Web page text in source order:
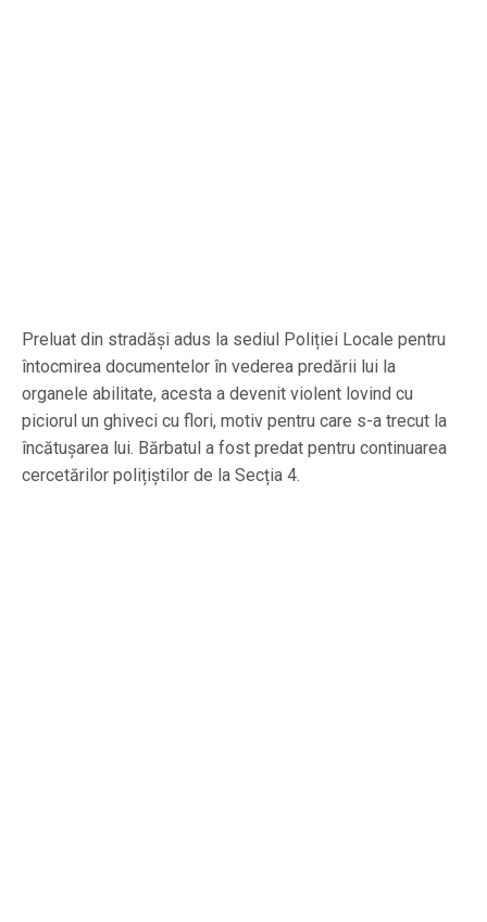
Preluat din stradăși adus la sediul Poliției Locale pentru
întocmirea documentelor în vederea predării lui la
organele abilitate, acesta a devenit violent lovind cu
piciorul un ghiveci cu flori, motiv pentru care s-a trecut la
încătușarea lui. Bărbatul a fost predat pentru continuarea
cercetărilor polițiștilor de la Secția 4.